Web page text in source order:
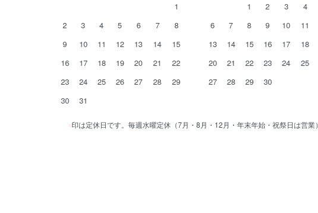
1
2
3 4 5 6 7
8
9
10 11 12 13 14
15
16
17 18 19 20 21
22
23
24 25 26 27 28
29
30
31
1
2 3
4
6
7 8 9 10
11
13
14 15 16 17
18
20
21 22 23 24
25
27
28 29 30
印は定休日です。毎週水曜定休（7月・8月・12月・年末年始・祝祭日は営業